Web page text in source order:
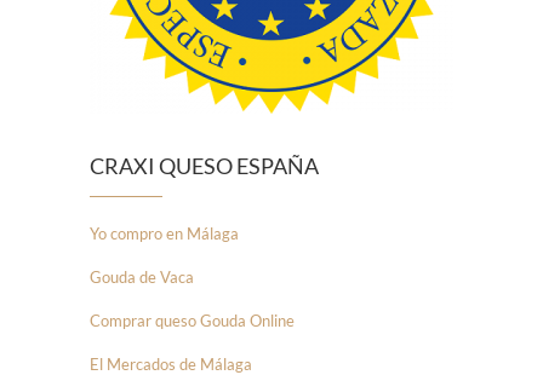
CRAXI QUESO ESPAÑA
Yo compro en Málaga
Gouda de Vaca
Comprar queso Gouda Online
El Mercados de Málaga